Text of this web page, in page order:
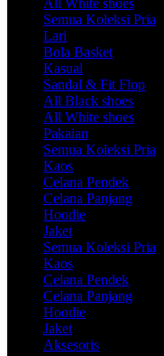
Semua Koleksi Pria
Lari
Bola Basket
Kasual
Sandal & Fit Flop
All Black shoes
All White shoes
Pakaian
Semua Koleksi Pria
Kaos
Celana Pendek
Celana Panjang
Hoodie
Jaket
Semua Koleksi Pria
Kaos
Celana Pendek
Celana Panjang
Hoodie
Jaket
Aksesoris